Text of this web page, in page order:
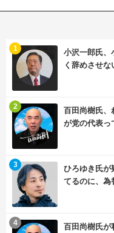
小沢一郎氏、
く辞めさせ
1
百田尚樹氏、
が党の代表っ
2
ひろゆき氏が
てるのに、為
3
百田尚樹氏が
4